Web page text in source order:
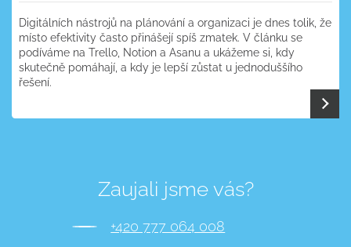
Digitálních nástrojů na plánování a organizaci je dnes tolik, že
místo efektivity často přinášejí spíš zmatek. V článku se
podíváme na Trello, Notion a Asanu a ukážeme si, kdy
skutečně pomáhají, a kdy je lepší zůstat u jednoduššího
řešení.
Zaujali jsme vás?
+420 777 064 008